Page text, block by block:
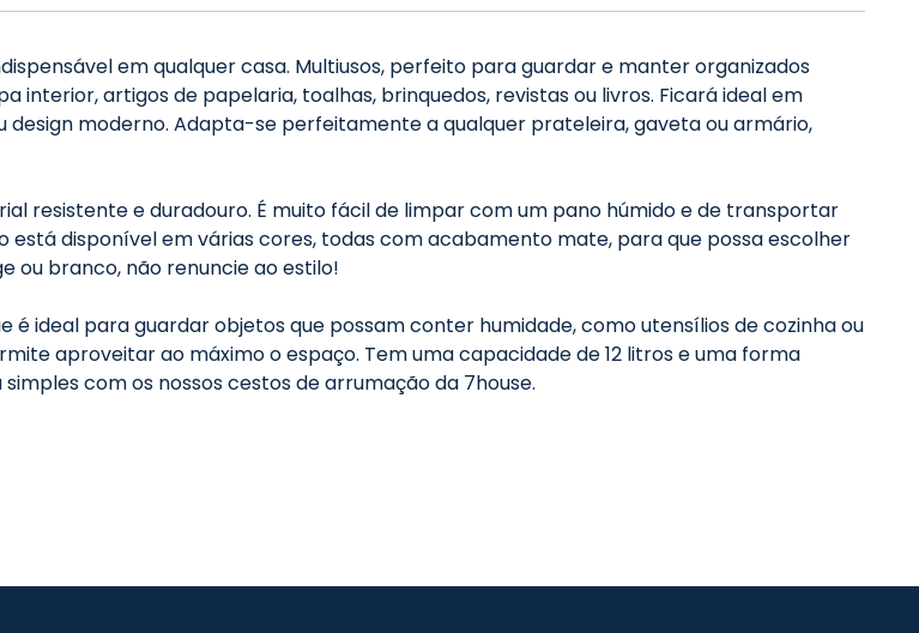
em qualquer casa. Multiusos, perfeito para guardar e manter organizados
interior, artigos de papelaria, toalhas, brinquedos, revistas ou livros. Ficará ideal em
design moderno. Adapta-se perfeitamente a qualquer prateleira, gaveta ou armário,
resistente e duradouro. É muito fácil de limpar com um pano húmido e de transportar
está disponível em várias cores, todas com acabamento mate, para que possa escolher
ou branco, não renuncie ao estilo!
ideal para guardar objetos que possam conter humidade, como utensílios de cozinha ou
aproveitar ao máximo o espaço. Tem uma capacidade de 12 litros e uma forma
com os nossos cestos de arrumação da 7house.